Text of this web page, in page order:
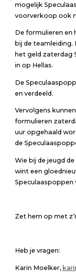
mogelijk
voorverkoop ook
De formulieren en
bij de teamleiding.
het geld zaterdag
in op Hellas.
De
en verdeeld.
Vervolgens
formulieren
uur opgehaald
de
Wie bij de jeugd
wint een
Zet hem op met
Heb je vragen:
Karin Moelker,